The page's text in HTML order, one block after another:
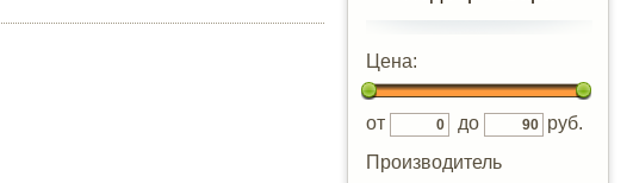
Цена:
от до
руб.
Производитель